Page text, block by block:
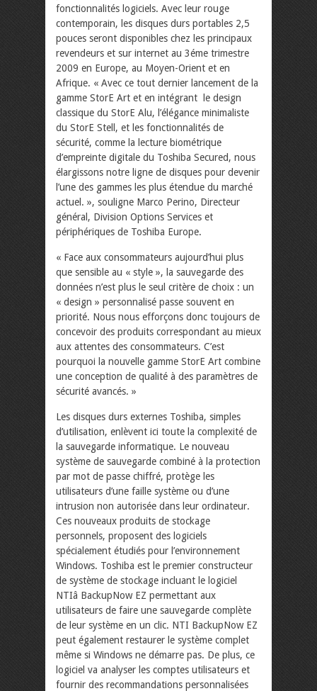
fonctionnalités logiciels. Avec leur rouge
contemporain, les disques durs portables 2,5
pouces seront disponibles chez les principaux
revendeurs et sur internet au 3éme trimestre
2009 en Europe, au Moyen-Orient et en
Afrique. « Avec ce tout dernier lancement de la
gamme StorE Art et en intégrant le design
classique du StorE Alu, l’élégance minimaliste
du StorE Stell, et les fonctionnalités de
sécurité, comme la lecture biométrique
d’empreinte digitale du Toshiba Secured, nous
élargissons notre ligne de disques pour devenir
l’une des gammes les plus étendue du marché
actuel. », souligne Marco Perino, Directeur
général, Division Options Services et
périphériques de Toshiba Europe.
« Face aux consommateurs aujourd’hui plus
que sensible au « style », la sauvegarde des
données n’est plus le seul critère de choix : un
« design » personnalisé passe souvent en
priorité. Nous nous efforçons donc toujours de
concevoir des produits correspondant au mieux
aux attentes des consommateurs. C’est
pourquoi la nouvelle gamme StorE Art combine
une conception de qualité à des paramètres de
sécurité avancés. »
Les disques durs externes Toshiba, simples
d’utilisation, enlèvent ici toute la complexité de
la sauvegarde informatique. Le nouveau
système de sauvegarde combiné à la protection
par mot de passe chiffré, protège les
utilisateurs d’une faille système ou d’une
intrusion non autorisée dans leur ordinateur.
Ces nouveaux produits de stockage
personnels, proposent des logiciels
spécialement étudiés pour l’environnement
Windows. Toshiba est le premier constructeur
de système de stockage incluant le logiciel
NTIâ BackupNow EZ permettant aux
utilisateurs de faire une sauvegarde complète
de leur système en un clic. NTI BackupNow EZ
peut également restaurer le système complet
même si Windows ne démarre pas. De plus, ce
logiciel va analyser les comptes utilisateurs et
fournir des recommandations personnalisées